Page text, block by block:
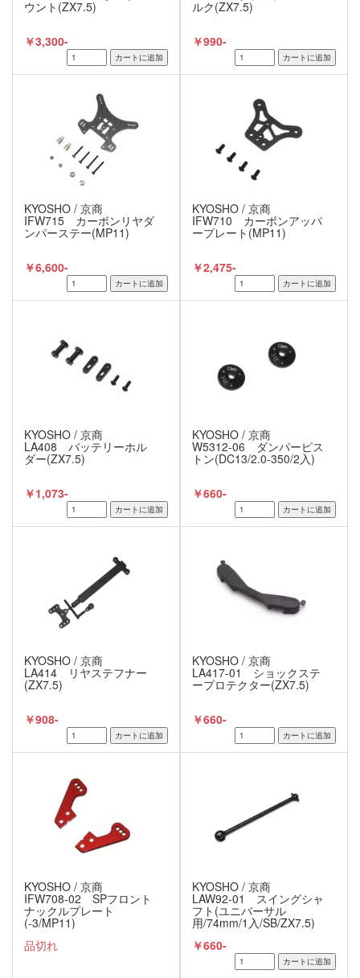
ウント(ZX7.5)
￥3,300-
ルク(ZX7.5)
￥990-
KYOSHO / 京商
IFW715 カーボンリヤダ
ンパーステー(MP11)
￥6,600-
KYOSHO / 京商
IFW710 カーボンアッパ
ープレート(MP11)
￥2,475-
KYOSHO / 京商
LA408 バッテリーホル
ダー(ZX7.5)
￥1,073-
KYOSHO / 京商
W5312-06 ダンパーピス
トン(DC13/2.0-350/2入)
￥660-
KYOSHO / 京商
LA414 リヤステフナー
(ZX7.5)
￥908-
KYOSHO / 京商
LA417-01 ショックステ
ープロテクター(ZX7.5)
￥660-
KYOSHO / 京商
IFW708-02 SPフロント
ナックルプレート
(-3/MP11)
品切れ
KYOSHO / 京商
LAW92-01 スイングシャ
フト(ユニバーサル
用/74mm/1入/SB/ZX7.5)
￥660-